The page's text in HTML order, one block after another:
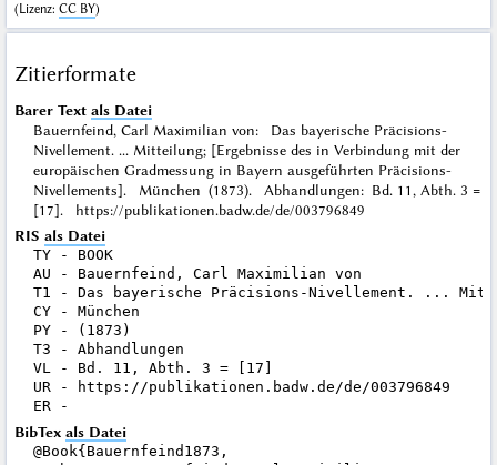
(Lizenz: CC BY)
Zitierformate
Barer Text als Datei
Bauernfeind, Carl Maximilian von: Das bayerische Präcisions-
Nivellement. ... Mitteilung; [Ergebnisse des in Verbindung mit der
europäischen Gradmessung in Bayern ausgeführten Präcisions-
Nivellements]. München (1873). Abhandlungen: Bd. 11, Abth. 3 =
[17]. https://publikationen.badw.de/de/003796849
RIS als Datei
TY - BOOK
AU - Bauernfeind, Carl Maximilian von
T1 - Das bayerische Präcisions-Nivellement. ...
CY - München
PY - (1873)
T3 - Abhandlungen
VL - Bd. 11, Abth. 3 = [17]
UR - https://publikationen.badw.de/de/003796849
BibTex als Datei
@Book{Bauernfeind1873,